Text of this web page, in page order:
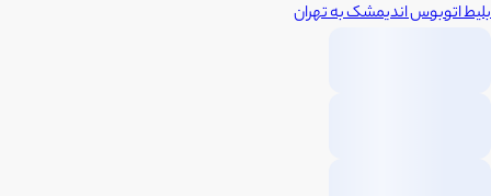
بلیط اتوبوساندیمشکبهتهران